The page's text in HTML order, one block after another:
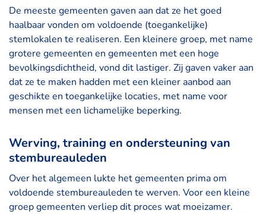
De meeste gemeenten gaven aan dat ze het goed
haalbaar vonden om voldoende (toegankelijke)
stemlokalen te realiseren. Een kleinere groep, met name
grotere gemeenten en gemeenten met een hoge
bevolkingsdichtheid, vond dit lastiger. Zij gaven vaker aan
dat ze te maken hadden met een kleiner aanbod aan
geschikte en toegankelijke locaties, met name voor
mensen met een lichamelijke beperking.
Werving, training en ondersteuning van
stembureauleden
Over het algemeen lukte het gemeenten prima om
voldoende stembureauleden te werven. Voor een kleine
groep gemeenten verliep dit proces wat moeizamer.